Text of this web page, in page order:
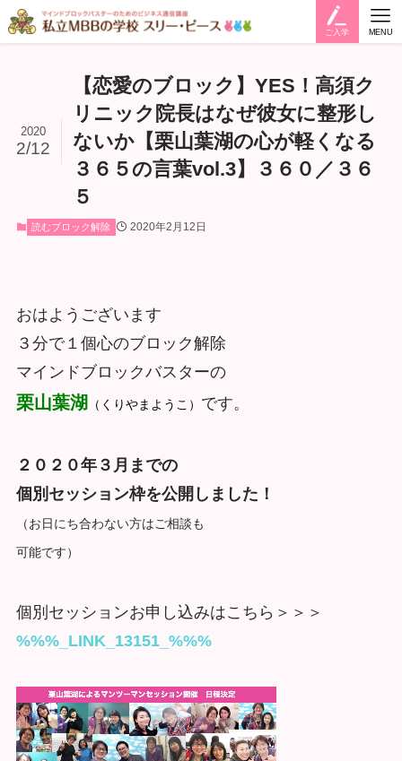
ご入学 MENU
【恋愛のブロック】YES！高須ク
リニック院長はなぜ彼女に整形し
ないか【栗山葉湖の心が軽くなる
３６５の言葉vol.3】３６０／３６
５
2020
2/12
読むブロック解除 2020年2月12日
おはようございます
３分で１個心のブロック解除
マインドブロックバスターの
栗山葉湖 （くりやまようこ） です。
２０２０年３月までの
個別セッション枠を公開しました！
（お日にち合わない方はご相談も
可能です）
個別セッションお申し込みはこちら＞＞＞
%%%_LINK_13151_%%%